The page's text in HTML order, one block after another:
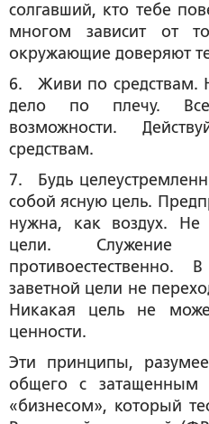
солгавший, кто тебе
многом зависит от
окружающие доверяют
6. Живи по средствам.
дело по плечу.
возможности.
средствам.
7. Будь
собой ясную цель.
нужна, как воздух. Не
цели. Служение
противоестественно.
заветной цели не
Никакая цель не
ценности.
Эти принципы,
общего с
«бизнесом», который